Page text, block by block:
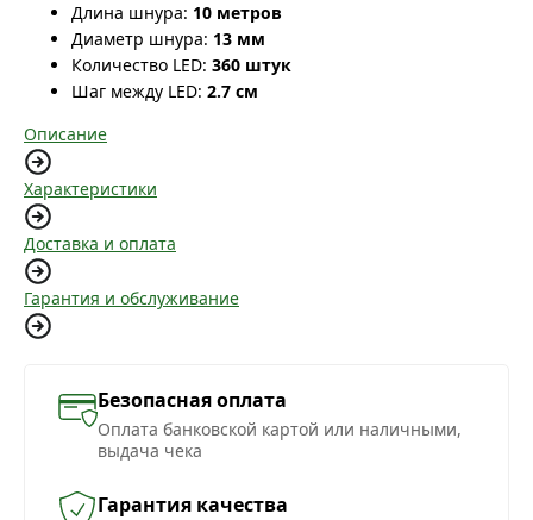
Длина шнура: 10 метров
Диаметр шнура: 13 мм
Количество LED: 360 штук
Шаг между LED: 2.7 см
Описание
Характеристики
Доставка и оплата
Гарантия и обслуживание
Безопасная оплата
Оплата банковской картой или наличными,
выдача чека
Гарантия качества